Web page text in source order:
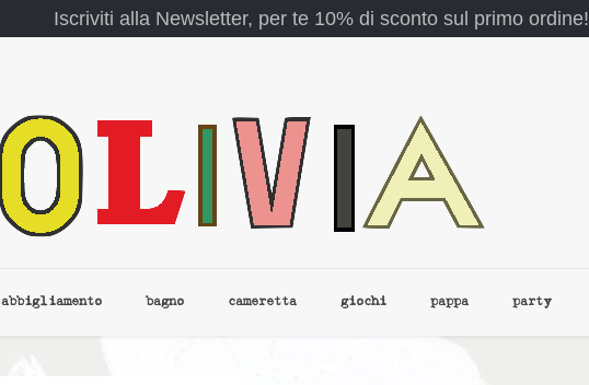
Iscriviti alla Newsletter, per te 10% di sconto sul primo ordine!
abbigliamento bagno cameretta giochi pappa party